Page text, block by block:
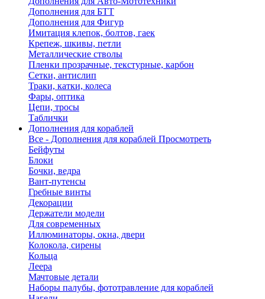
Дополнения для БТТ
Дополнения для Фигур
Имитация клепок, болтов, гаек
Крепеж, шкивы, петли
Металлические стволы
Пленки прозрачные, текстурные, карбон
Сетки, антислип
Траки, катки, колеса
Фары, оптика
Цепи, тросы
Таблички
Дополнения для кораблей
Все - Дополнения для кораблей Просмотреть
Бейфуты
Блоки
Бочки, ведра
Вант-путенсы
Гребные винты
Декорации
Держатели модели
Для современных
Иллюминаторы, окна, двери
Колокола, сирены
Кольца
Леера
Мачтовые детали
Наборы палубы, фототравление для кораблей